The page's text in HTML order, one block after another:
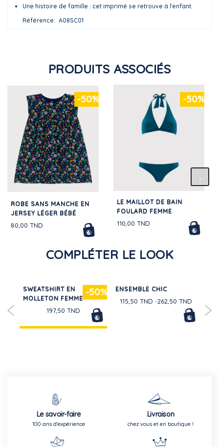
Une histoire de famille : cet imprimé se retrouve à l'enfant.
Référence
A08SC01
PRODUITS ASSOCIÉS
-50%
ROBE SANS MANCHE EN
JERSEY LÉGER BÉBÉ
80,00 TND
-50%
LE MAILLOT DE BAIN
FOULARD FEMME
110,00 TND
COMPLÉTER LE LOOK
-50%
SWEATSHIRT EN
MOLLETON FEMME
197,50 TND
ENSEMBLE CHIC
115,50 TND 262,50 TND
Le savoir-faire
100 ans d'expérience
Livraison
chez vous et en boutique !